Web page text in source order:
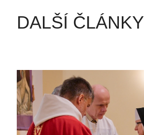
DALŠÍ ČLÁNKY